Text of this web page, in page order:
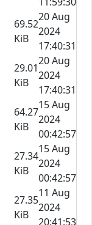
69.52
KiB
20 Aug
2024
17:40:31
29.01
KiB
20 Aug
2024
17:40:31
64.27
KiB
15 Aug
2024
00:42:57
27.34
KiB
15 Aug
2024
00:42:57
27.35
KiB
11 Aug
2024
20:41:53